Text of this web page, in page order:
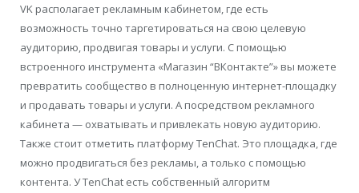
VK располагает рекламным кабинетом, где есть
возможность точно таргетироваться на свою целевую
аудиторию, продвигая товары и услуги. С помощью
встроенного инструмента «Магазин “ВКонтакте”» вы можете
превратить сообщество в полноценную интернет-площадку
и продавать товары и услуги. А посредством рекламного
кабинета — охватывать и привлекать новую аудиторию.
Также стоит отметить платформу TenChat. Это площадка, где
можно продвигаться без рекламы, а только с помощью
контента. У TenChat есть собственный алгоритм